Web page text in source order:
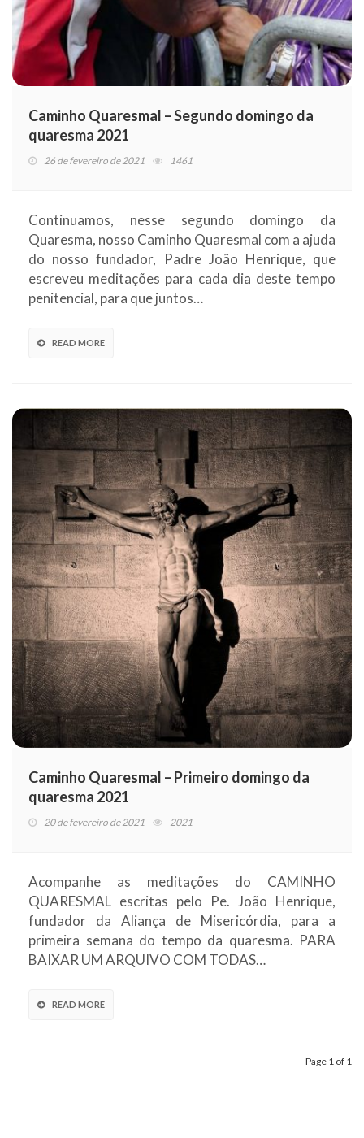
Caminho Quaresmal – Segundo domingo da
quaresma 2021
26 de fevereiro de 2021 1461
Continuamos, nesse segundo domingo da
Quaresma, nosso Caminho Quaresmal com a ajuda
do nosso fundador, Padre João Henrique, que
escreveu meditações para cada dia deste tempo
penitencial, para que juntos…
READ MORE
Caminho Quaresmal – Primeiro domingo da
quaresma 2021
20 de fevereiro de 2021 2021
Acompanhe as meditações do CAMINHO
QUARESMAL escritas pelo Pe. João Henrique,
fundador da Aliança de Misericórdia, para a
primeira semana do tempo da quaresma. PARA
BAIXAR UM ARQUIVO COM TODAS…
READ MORE
Page 1 of 1